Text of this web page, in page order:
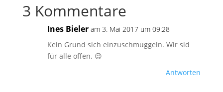
3 Kommentare
Ines Bieler am 3. Mai 2017 um 09:28
Kein Grund sich einzuschmuggeln. Wir sid
für alle offen. 😉
Antworten